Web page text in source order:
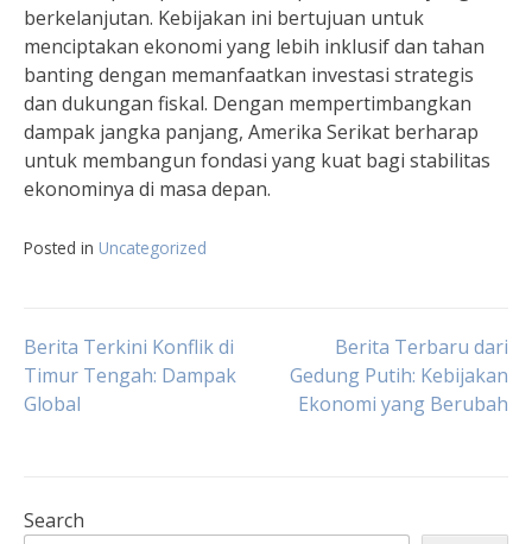
berkelanjutan. Kebijakan ini bertujuan untuk
menciptakan ekonomi yang lebih inklusif dan tahan
banting dengan memanfaatkan investasi strategis
dan dukungan fiskal. Dengan mempertimbangkan
dampak jangka panjang, Amerika Serikat berharap
untuk membangun fondasi yang kuat bagi stabilitas
ekonominya di masa depan.
Posted in Uncategorized
Post
navigation
Berita Terkini Konflik di
Timur Tengah: Dampak
Global
Berita Terbaru dari
Gedung Putih: Kebijakan
Ekonomi yang Berubah
Search